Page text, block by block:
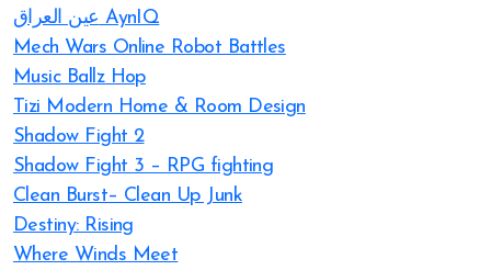
عين العراق AynIQ
Mech Wars Online Robot Battles
Music Ballz Hop
Tizi Modern Home & Room Design
Shadow Fight 2
Shadow Fight 3 – RPG fighting
Clean Burst– Clean Up Junk
Destiny: Rising
Where Winds Meet